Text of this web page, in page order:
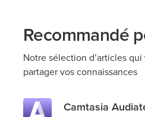
Recommandé
Notre sélection d’articles
partager vos connaissances
Camtasia